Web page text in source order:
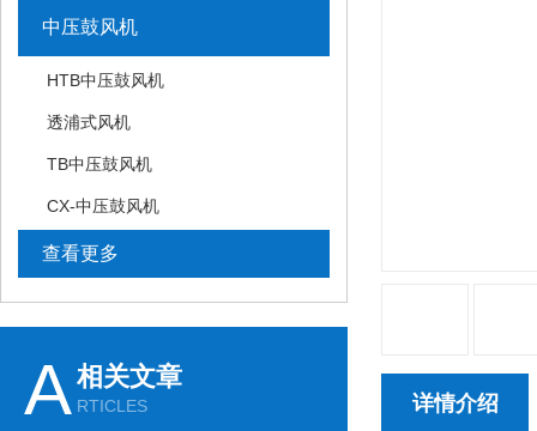
中压鼓风机
HTB中压鼓风机
透浦式风机
TB中压鼓风机
CX-中压鼓风机
查看更多
A相关文章
RTICLES 详情介绍